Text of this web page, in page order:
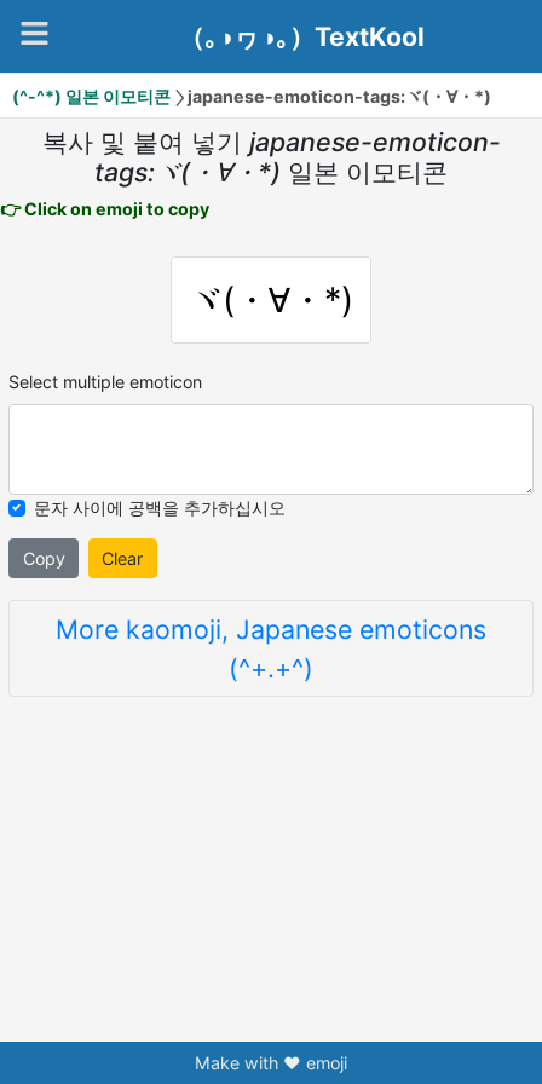
（｡◑ヮ◑｡）TextKool
(^-^*) 일본 이모티콘 japanese-emoticon-tags:ヾ(・∀・*)
복사 및 붙여 넣기 japanese-emoticon-
tags:ヾ(・∀・*) 일본 이모티콘
👉 Click on emoji to copy
ヾ(・∀・*)
Select multiple emoticon
문자 사이에 공백을 추가하십시오
Copy Clear
More kaomoji, Japanese emoticons
(^+.+^)
Make with ❤️ emoji